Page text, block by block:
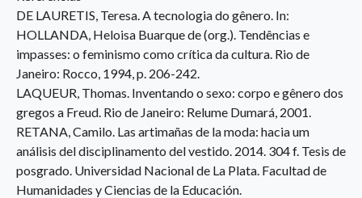
DE LAURETIS, Teresa. A tecnologia do gênero. In:
HOLLANDA, Heloisa Buarque de (org.). Tendências e
impasses: o feminismo como crítica da cultura. Rio de
Janeiro: Rocco, 1994, p. 206-242.
LAQUEUR, Thomas. Inventando o sexo: corpo e gênero dos
gregos a Freud. Rio de Janeiro: Relume Dumará, 2001.
RETANA, Camilo. Las artimañas de la moda: hacia um
análisis del disciplinamento del vestido. 2014. 304 f. Tesis de
posgrado. Universidad Nacional de La Plata. Facultad de
Humanidades y Ciencias de la Educación.